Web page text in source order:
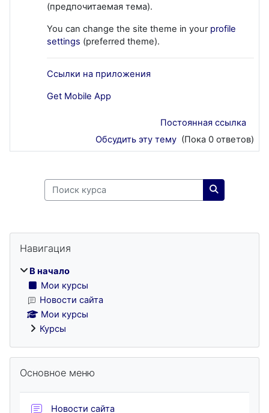
(предпочитаемая тема).
You can change the site theme in your profile
settings (preferred theme).
Ссылки на приложения
Get Mobile App
Постоянная ссылка
Обсудить эту тему (Пока 0 ответов)
Поиск курса
Поиск курса
Блоки
Навигация
В начало
Мои курсы
Новости сайта
Мои курсы
Курсы
Основное меню
Новости сайтаФорум